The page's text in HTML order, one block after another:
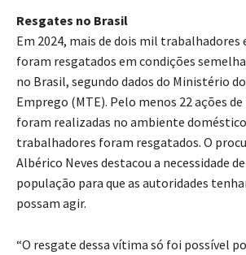
Resgates no Brasil
Em 2024, mais de dois mil trabalhadores
foram resgatados em condições
no Brasil, segundo dados do Ministério
Emprego (MTE). Pelo menos 22 ações
foram realizadas no ambiente doméstico
trabalhadores foram resgatados. O
Albérico Neves destacou a necessidade
população para que as autoridades
possam agir.
“O resgate dessa vítima só foi possível